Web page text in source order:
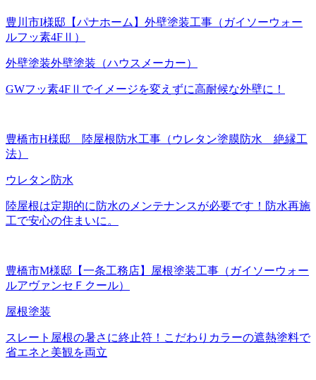
豊川市I様邸【パナホーム】外壁塗装工事（ガイソーウォー
ルフッ素4FⅡ）
外壁塗装外壁塗装（ハウスメーカー）
GWフッ素4FⅡでイメージを変えずに高耐候な外壁に！
豊橋市H様邸 陸屋根防水工事（ウレタン塗膜防水 絶縁工
法）
ウレタン防水
陸屋根は定期的に防水のメンテナンスが必要です！防水再施
工で安心の住まいに。
豊橋市M様邸【一条工務店】屋根塗装工事（ガイソーウォー
ルアヴァンセＦクール）
屋根塗装
スレート屋根の暑さに終止符！こだわりカラーの遮熱塗料で
省エネと美観を両立